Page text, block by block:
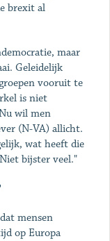
brexit al
maar
Geleidelijk
vooruit te
is niet
wil men
(N-VA) allicht.
wat heeft die
bijster veel."
mensen
op Europa